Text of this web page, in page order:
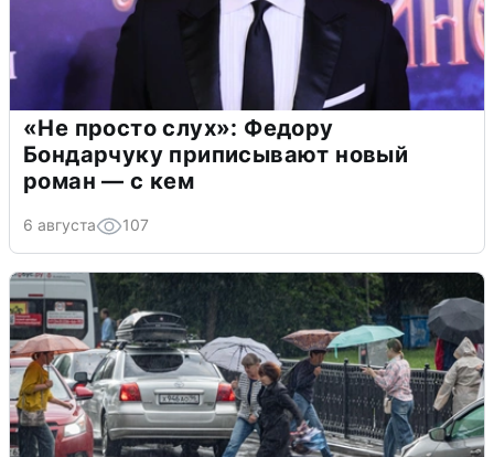
«Не просто слух»: Федору
Бондарчуку приписывают новый
роман — с кем
6 августа 107